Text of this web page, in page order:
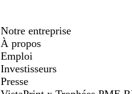
Notre entreprise
À propos
Emploi
Investisseurs
Presse